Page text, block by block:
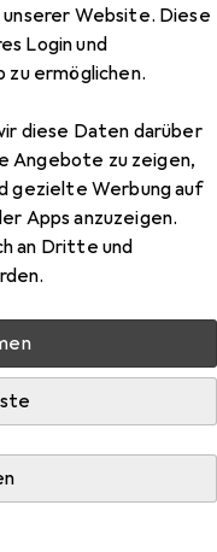
Website. Diese
Login und
zu ermöglichen.
diese Daten darüber
Angebote zu zeigen,
gezielte Werbung auf
Apps anzuzeigen.
an Dritte und
TA 1200
TA
Produkt